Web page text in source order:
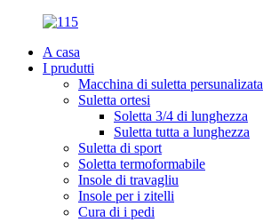
A casa
I prudutti
Macchina di suletta persunalizata
Suletta ortesi
Soletta 3/4 di lunghezza
Suletta tutta a lunghezza
Suletta di sport
Soletta termoformabile
Insole di travagliu
Insole per i zitelli
Cura di i pedi